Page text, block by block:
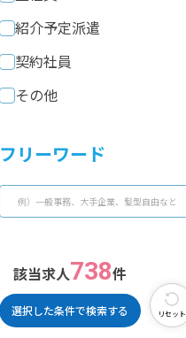
紹介予定派遣
契約社員
その他
フリーワード
該当求人738件
選択した条件で検索する リセット